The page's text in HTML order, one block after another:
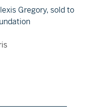
Gregory, sold to